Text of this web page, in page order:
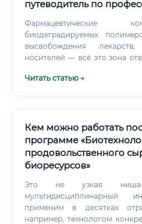
путеводитель по
Фармацевтические
биодеградируемых
высвобождения
носителей — всё это зона
Стоматологические
Читать статью →
Кем можно работать
программе
продовольственного
биоресурсов»
Это не узкая
мультидисциплинарный
применим в десятках
например, технологом